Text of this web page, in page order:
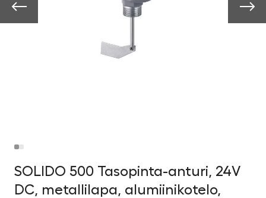
SOLIDO 500 Tasopinta-anturi, 24V
DC, metallilapa, alumiinikotelo,